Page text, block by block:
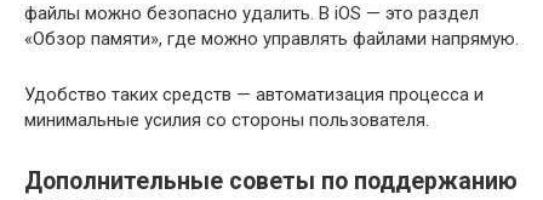
файлы можно безопасно удалить. В iOS — это раздел
«Обзор памяти», где можно управлять файлами напрямую.
Удобство таких средств — автоматизация процесса и
минимальные усилия со стороны пользователя.
Дополнительные советы по поддержанию